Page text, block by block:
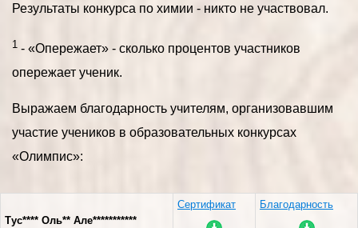
Результаты конкурса по химии - никто не участвовал.
1 - «Опережает» - сколько процентов участников
опережает ученик.
Выражаем благодарность учителям, организовавшим
участие учеников в образовательных конкурсах
«Олимпис»:
Тус**** Оль** Але***********
Сертификат Благодарность